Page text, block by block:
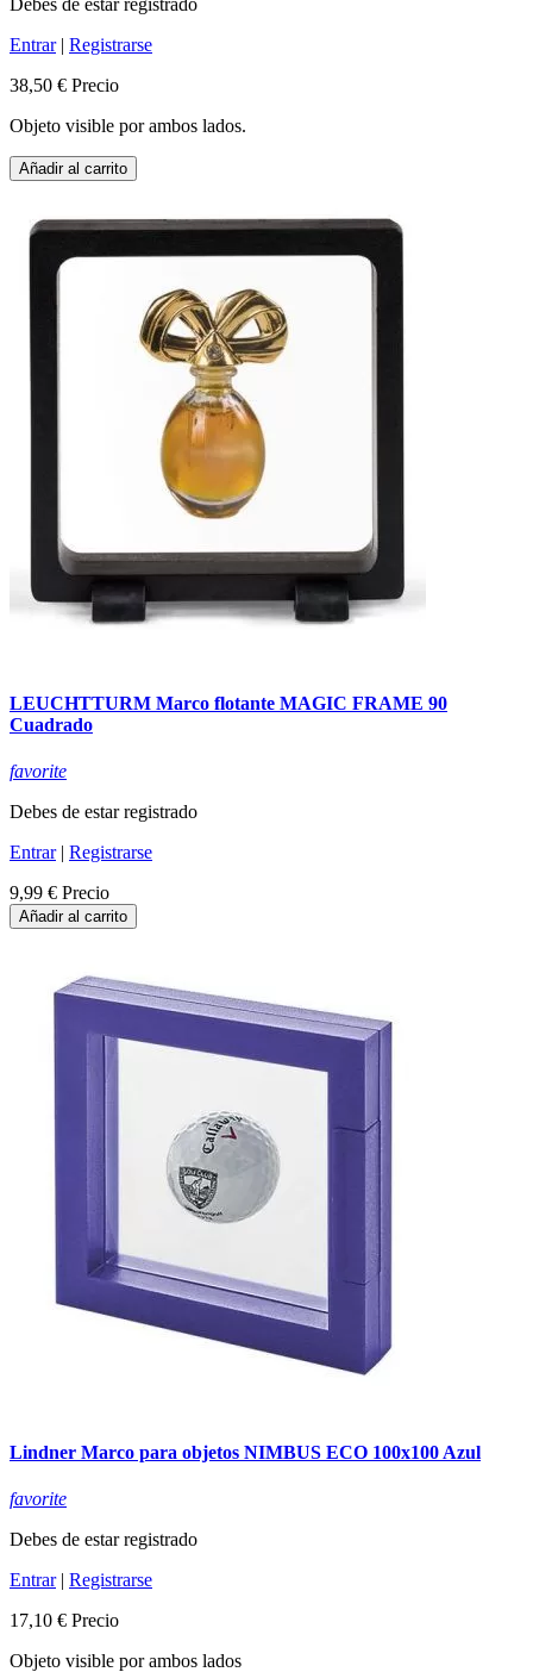
Entrar| Registrarse
38,50 € Precio
Objeto visible por ambos lados.
Añadir al carrito
LEUCHTTURM Marco flotante MAGIC FRAME 90
Cuadrado
favorite
Debes de estar registrado
Entrar| Registrarse
9,99 € Precio
Añadir al carrito
Lindner Marco para objetos NIMBUS ECO 100x100 Azul
favorite
Debes de estar registrado
Entrar| Registrarse
17,10 € Precio
Objeto visible por ambos lados